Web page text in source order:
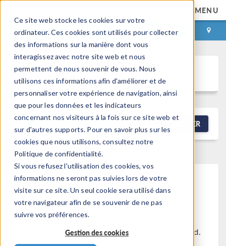
Ce site web stocke les cookies sur votre
ordinateur. Ces cookies sont utilisés pour collecter
des informations sur la manière dont vous
interagissez avec notre site web et nous
permettent de nous souvenir de vous. Nous
utilisons ces informations afin d'améliorer et de
personnaliser votre expérience de navigation, ainsi
que pour les données et les indicateurs
concernant nos visiteurs à la fois sur ce site web et
sur d'autres supports. Pour en savoir plus sur les
cookies que nous utilisons, consultez notre
Politique de confidentialité.
Si vous refusez l'utilisation des cookies, vos
informations ne seront pas suivies lors de votre
visite sur ce site. Un seul cookie sera utilisé dans
votre navigateur afin de se souvenir de ne pas
suivre vos préférences.
Gestion des cookies
MENU
CONNEXION CONTACT
Discussion Forum
FILTRER
This forum post cannot be
viewed
The post you are trying to view cannot be displayed.